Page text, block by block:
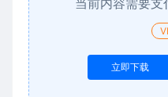
当前内容需要支
立即下载